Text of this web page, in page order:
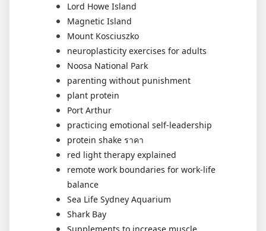
Lord Howe Island
Magnetic Island
Mount Kosciuszko
neuroplasticity exercises for adults
Noosa National Park
parenting without punishment
plant protein
Port Arthur
practicing emotional self-leadership
protein shake ราคา
red light therapy explained
remote work boundaries for work-life
balance
Sea Life Sydney Aquarium
Shark Bay